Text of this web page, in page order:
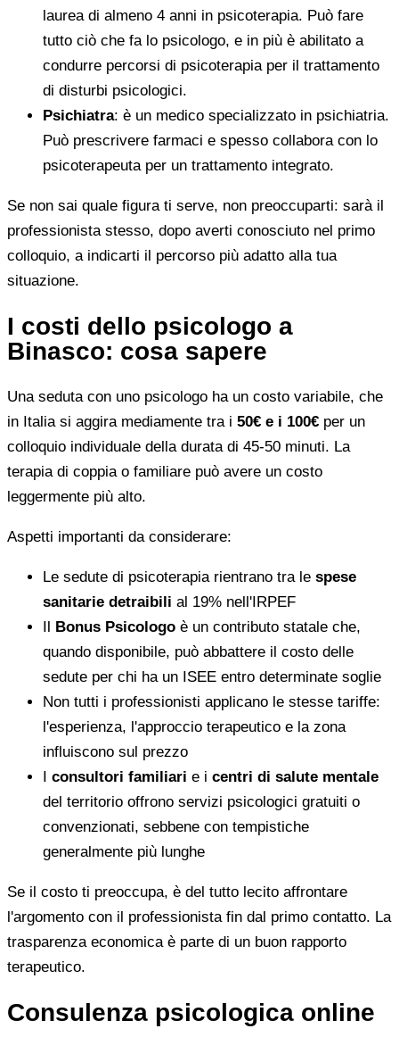
laurea di almeno 4 anni in psicoterapia. Può fare
tutto ciò che fa lo psicologo, e in più è abilitato a
condurre percorsi di psicoterapia per il trattamento
di disturbi psicologici.
Psichiatra: è un medico specializzato in psichiatria.
Può prescrivere farmaci e spesso collabora con lo
psicoterapeuta per un trattamento integrato.
Se non sai quale figura ti serve, non preoccuparti: sarà il
professionista stesso, dopo averti conosciuto nel primo
colloquio, a indicarti il percorso più adatto alla tua
situazione.
I costi dello psicologo a
Binasco: cosa sapere
Una seduta con uno psicologo ha un costo variabile, che
in Italia si aggira mediamente tra i 50€ e i 100€ per un
colloquio individuale della durata di 45-50 minuti. La
terapia di coppia o familiare può avere un costo
leggermente più alto.
Aspetti importanti da considerare:
Le sedute di psicoterapia rientrano tra le spese
sanitarie detraibili al 19% nell'IRPEF
Il Bonus Psicologo è un contributo statale che,
quando disponibile, può abbattere il costo delle
sedute per chi ha un ISEE entro determinate soglie
Non tutti i professionisti applicano le stesse tariffe:
l'esperienza, l'approccio terapeutico e la zona
influiscono sul prezzo
I consultori familiari e i centri di salute mentale
del territorio offrono servizi psicologici gratuiti o
convenzionati, sebbene con tempistiche
generalmente più lunghe
Se il costo ti preoccupa, è del tutto lecito affrontare
l'argomento con il professionista fin dal primo contatto. La
trasparenza economica è parte di un buon rapporto
terapeutico.
Consulenza psicologica online